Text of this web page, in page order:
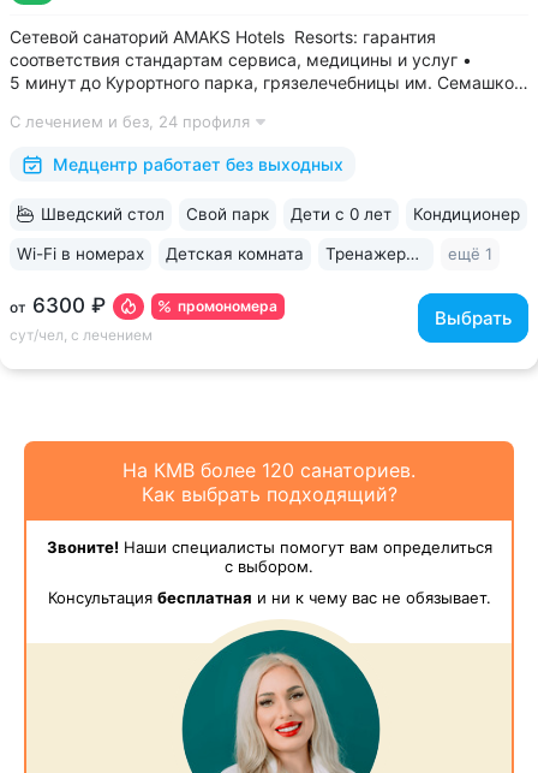
Сетевой санаторий AMAKS Hotels Resorts: гарантия
соответствия стандартам сервиса, медицины и услуг •
5 минут до Курортного парка, грязелечебницы им. Семашко,
водой Ессентуки № 4 и № 17 • Главный корпус
«Центральный» — историческое здание...
С лечением и без, 24 профиля
Медцентр работает без выходных
промономера
от 6300 ₽
сут/чел, с лечением
Выбрать
Шведский стол Свой парк Дети с 0 лет Кондиционер
Wi-Fi в номерах Детская комната Тренажерный зал ещё 1
На КМВ более 120 санаториев.
Как выбрать подходящий?
Звоните!Наши специалисты помогут вам определиться
с выбором.
Консультация бесплатная и ни к чему вас не обязывает.